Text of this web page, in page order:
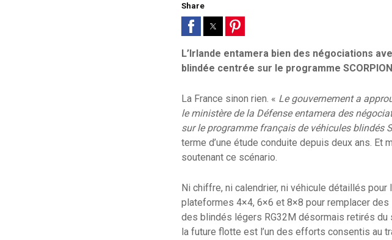
Share
L’Irlande entamera bien des négociations
blindée centrée sur le programme
La France sinon rien. « Le gouvernement a
le ministère de la Défense entamera des
sur le programme français de véhicules blindés
terme d’une étude conduite depuis deux ans. Et
soutenant ce scénario.
Ni chiffre, ni calendrier, ni véhicule détaillés
plateformes 4×4, 6×6 et 8×8 pour remplacer
des blindés légers RG32M désormais retirés
la future flotte est l’un des efforts consentis au